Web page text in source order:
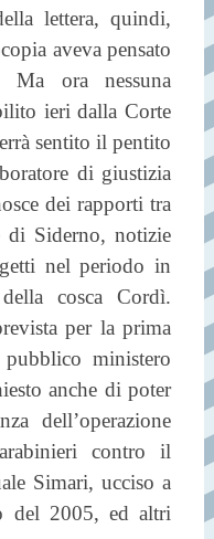
lettera, quindi,
aveva pensato
Ma ora nessuna
ieri dalla Corte
sentito il pentito
di giustizia
dei rapporti tra
Siderno, notizie
nel periodo in
cosca Cordì.
per la prima
ministero
anche di poter
dell’operazione
contro il
Simari, ucciso a
del 2005, ed altri